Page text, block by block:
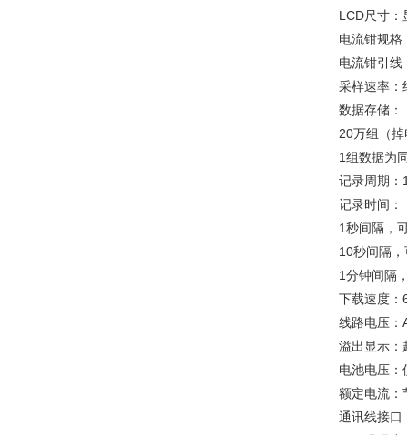
LCD尺寸
电流钳规格
电流钳引线
采样速率：
数据存储：
20万组（
1组数据为
记录周期：
记录时间：
1秒间隔，
10秒间隔
1分钟间隔
下载速度：
线路电压：
溢出显示：
电池电压：
额定电流：
通讯线接口